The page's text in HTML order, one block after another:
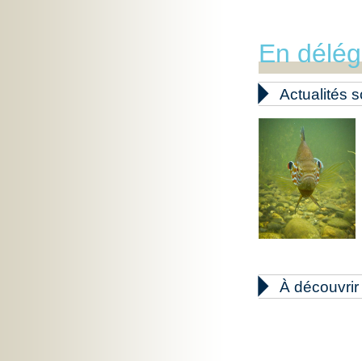
En
 Actualités
 À découvrir